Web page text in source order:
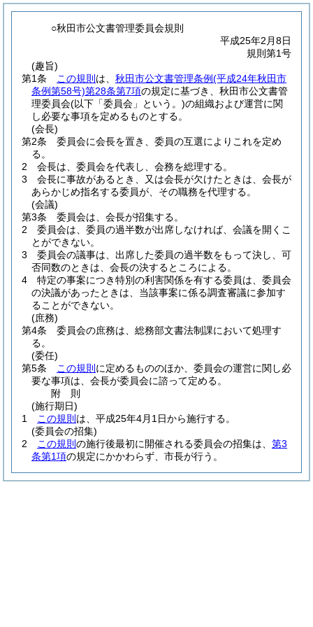
○秋田市公文書管理委員会規則
平成25年2月8日
規則第1号
(趣旨)
第1条
この規則 は、 秋田市公文書管理条例(平成24年秋田市
条例第58号)第28条第7項の規定に基づき、秋田市公文書管
理委員会(以下「委員会」という。)の組織および運営に関
し必要な事項を定めるものとする。
(会長)
第2条
委員会に会長を置き、委員の互選によりこれを定め
る。
2
会長は、委員会を代表し、会務を総理する。
3
会長に事故があるとき、又は会長が欠けたときは、会長が
あらかじめ指名する委員が、その職務を代理する。
(会議)
第3条
委員会は、会長が招集する。
2
委員会は、委員の過半数が出席しなければ、会議を開くこ
とができない。
3
委員会の議事は、出席した委員の過半数をもって決し、可
否同数のときは、会長の決するところによる。
4
特定の事案につき特別の利害関係を有する委員は、委員会
の決議があったときは、当該事案に係る調査審議に参加す
ることができない。
(庶務)
第4条
委員会の庶務は、総務部文書法制課において処理す
る。
(委任)
第5条
この規則 に定めるもののほか、委員会の運営に関し必
要な事項は、会長が委員会に諮って定める。
附 則
(施行期日)
1
この規則 は、平成25年4月1日から施行する。
(委員会の招集)
2
この規則 の施行後最初に開催される委員会の招集は、 第3
条第1項の規定にかかわらず、市長が行う。